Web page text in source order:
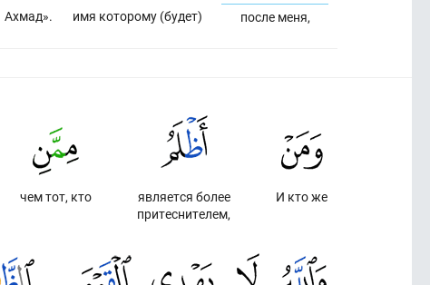
после меня,
имя которому (будет)
Ахмад».
И кто же
является более
притеснителем,
чем тот, кто